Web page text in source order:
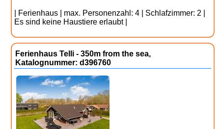
| Ferienhaus | max. Personenzahl: 4 | Schlafzimmer: 2 |
Es sind keine Haustiere erlaubt |
Ferienhaus Telli - 350m from the sea,
Katalognummer: d396760